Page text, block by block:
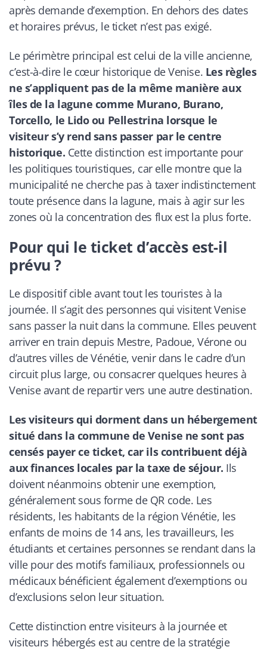
après demande d’exemption. En dehors des dates
et horaires prévus, le ticket n’est pas exigé.
Le périmètre principal est celui de la ville ancienne,
c’est-à-dire le cœur historique de Venise. Les règles
ne s’appliquent pas de la même manière aux
îles de la lagune comme Murano, Burano,
Torcello, le Lido ou Pellestrina lorsque le
visiteur s’y rend sans passer par le centre
historique. Cette distinction est importante pour
les politiques touristiques, car elle montre que la
municipalité ne cherche pas à taxer indistinctement
toute présence dans la lagune, mais à agir sur les
zones où la concentration des flux est la plus forte.
Pour qui le ticket d’accès est-il
prévu ?
Le dispositif cible avant tout les touristes à la
journée. Il s’agit des personnes qui visitent Venise
sans passer la nuit dans la commune. Elles peuvent
arriver en train depuis Mestre, Padoue, Vérone ou
d’autres villes de Vénétie, venir dans le cadre d’un
circuit plus large, ou consacrer quelques heures à
Venise avant de repartir vers une autre destination.
Les visiteurs qui dorment dans un hébergement
situé dans la commune de Venise ne sont pas
censés payer ce ticket, car ils contribuent déjà
aux finances locales par la taxe de séjour. Ils
doivent néanmoins obtenir une exemption,
généralement sous forme de QR code. Les
résidents, les habitants de la région Vénétie, les
enfants de moins de 14 ans, les travailleurs, les
étudiants et certaines personnes se rendant dans la
ville pour des motifs familiaux, professionnels ou
médicaux bénéficient également d’exemptions ou
d’exclusions selon leur situation.
Cette distinction entre visiteurs à la journée et
visiteurs hébergés est au centre de la stratégie